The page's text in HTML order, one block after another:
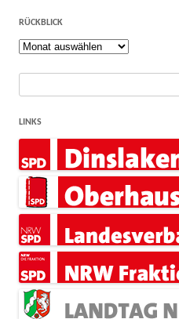
RÜCKBLICK
Rückblick
Suche
LINKS